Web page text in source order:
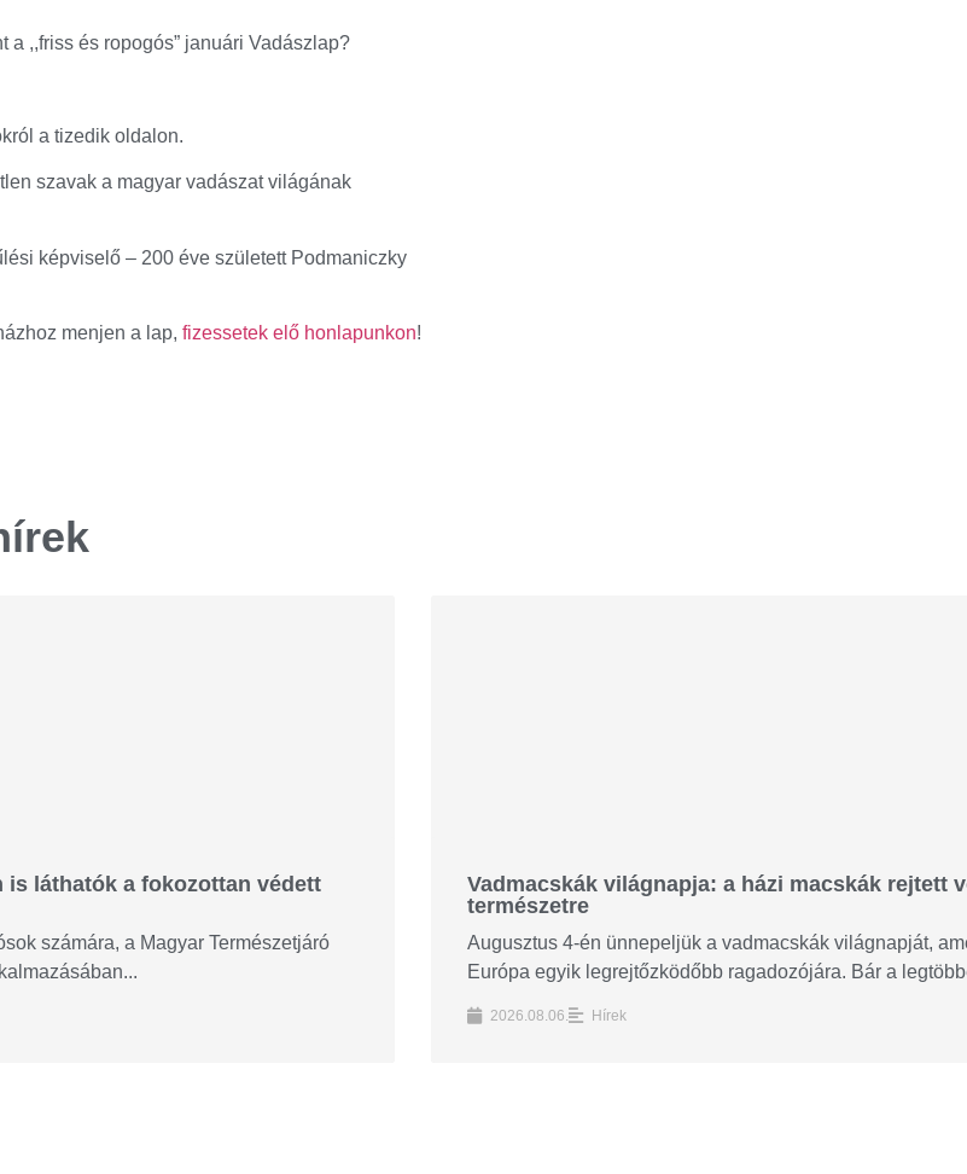
a ,,friss és ropogós” januári Vadászlap?
a tizedik oldalon.
szavak a magyar vadászat világának
képviselő – 200 éve született Podmaniczky
menjen a lap, fizessetek elő honlapunkon!
is láthatók a fokozottan védett
számára, a Magyar Természetjáró
Vadmacskák világnapja: a házi macskák rejtett
természetre
Augusztus 4-én ünnepeljük a vadmacskák világnapját,
Európa egyik legrejtőzködőbb ragadozójára. Bár a
2026.08.06. Hírek